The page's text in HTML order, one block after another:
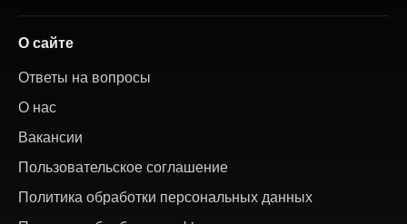
О сайте
Ответы на вопросы
О нас
Вакансии
Пользовательское соглашение
Политика обработки персональных данных